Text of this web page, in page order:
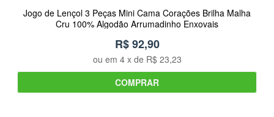
Jogo de Lençol 3 Peças Mini Cama Corações Brilha Malha
Cru 100% Algodão Arrumadinho Enxovais
R$ 92,90
ou em 4x de R$ 23,23
COMPRAR